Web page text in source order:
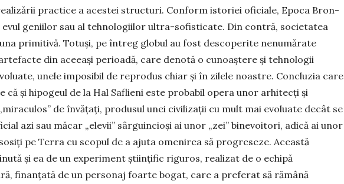
practice a acestei structuri. Conform istoriei oficiale, Epoca Bron­
evul geniilor sau al tehnologiilor ul­tra-sofisticate. Din contră, societatea
primitivă. Totuşi, pe întreg globul au fost des­coperite nenumărate
din aceeaşi perioadă, care denotă o cunoaştere şi tehnologii
unele impo­si­bil de reprodus chiar şi în zilele noastre. Con­cluzia care
că şi hipogeul de la Hal Saflieni este probabil opera unor arhitecţi şi
de învăţaţi, pro­du­sul unei civilizaţii cu mult mai evoluate decât se
azi sau măcar „elevii” sârguincioşi ai unor „zei” bine­voitori, adică ai unor
pe Terra cu scopul de a ajuta omenirea să progreseze. Această
şi ea de un experiment ştiinţific ri­guros, realizat de o echipă
fi­nan­ţată de un personaj foarte bogat, care a pre­ferat să rămână